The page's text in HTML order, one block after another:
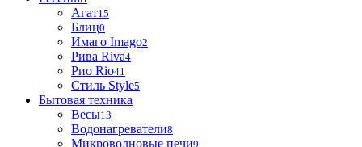
Агат15
Блиц0
Имаго Imago2
Рива Riva4
Рио Rio41
Стиль Style5
Бытовая техника
Весы13
Водонагреватели8
Микроволновые печи9